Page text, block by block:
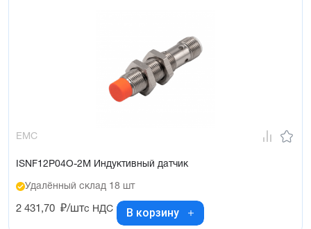
EMC
ISNF12P04O-2M Индуктивный датчик
Удалённый склад 18 шт
2 431,70 ₽/штс НДС В корзину